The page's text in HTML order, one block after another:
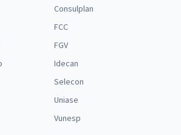
Consulplan
FCC
FGV
Idecan
Selecon
Uniase
Vunesp